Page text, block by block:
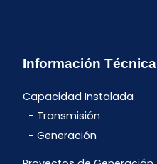
Información Técnica
Capacidad Instalada
Transmisión
Generación